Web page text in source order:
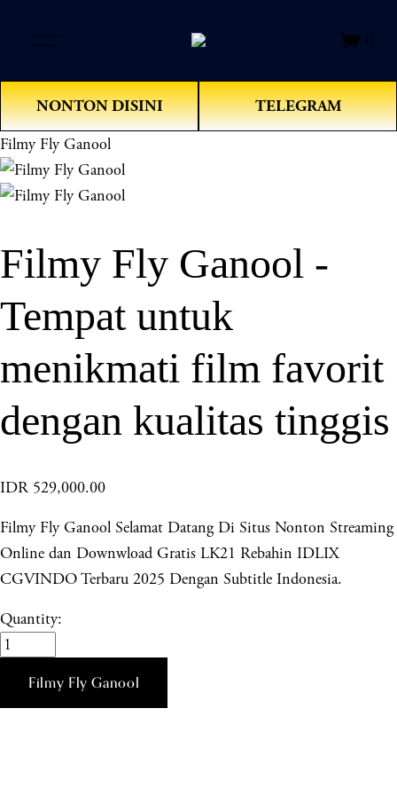
e
n
M
e
n
u
0
NONTON DISINI TELEGRAM
Filmy Fly Ganool
Filmy Fly Ganool -
Tempat untuk
menikmati film favorit
dengan kualitas tinggis
IDR 529,000.00
Filmy Fly Ganool Selamat Datang Di Situs Nonton Streaming
Online dan Downwload Gratis LK21 Rebahin IDLIX
CGVINDO Terbaru 2025 Dengan Subtitle Indonesia.
Quantity:
Filmy Fly Ganool